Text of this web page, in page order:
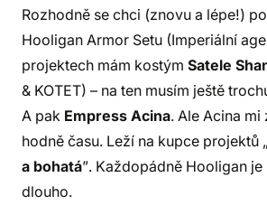
Rozhodně se chci (znovu a lépe!)
Hooligan Armor Setu (Imperiální
projektech mám kostým Satele
& KOTET) – na ten musím ještě
A pak Empress Acina. Ale Acina mi
hodně času. Leží na kupce projektů „
a bohatá”. Každopádně Hooligan je
dlouho.